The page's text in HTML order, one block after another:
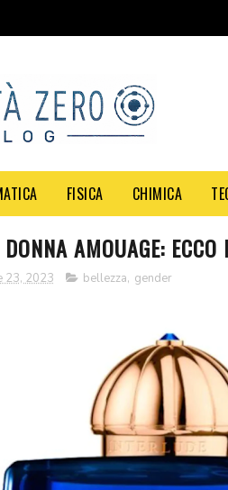
FISICA CHIMICA
AMOUAGE:
23, 2023 bellezza, gender